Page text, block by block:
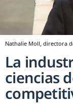
Nathalie Moll, directora
La
ciencias